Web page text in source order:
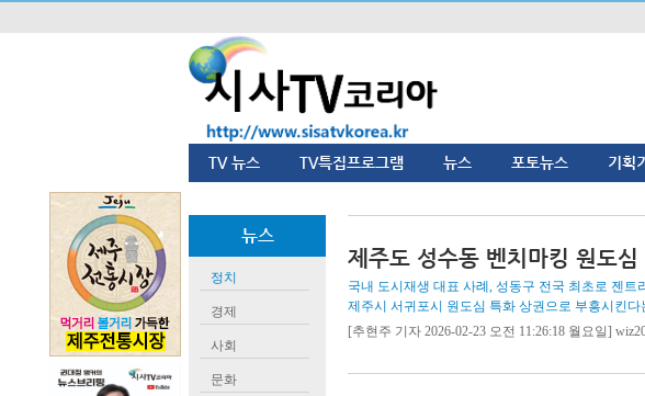
TV 뉴스 TV특집프로그램 뉴스 포토뉴스 기획
뉴스
정치
경제
사회
문화
제주도 성수동 벤치마킹 원도심
국내 도시재생 대표 사례, 성동구 전국 최초로 젠
제주시 서귀포시 원도심 특화 상권으로 부흥시킨다
[추현주 기자 2026-02-23 오전 11:26:18 월요일]